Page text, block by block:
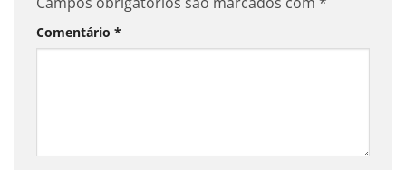
Comentário *